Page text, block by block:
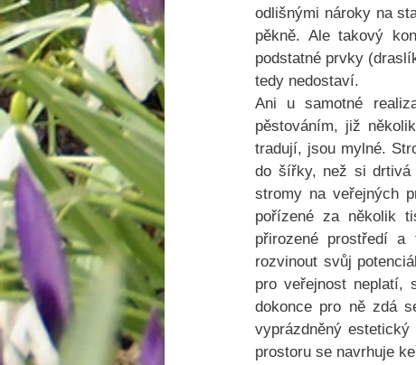
odlišnými nároky na
pěkně. Ale takový
podstatné prvky
tedy nedostaví.
Ani u samotné
pěstováním, již
tradují, jsou mylné.
do šířky, než si drtivá
stromy na veřejných
pořízené za několik
přirozené prostředí a
rozvinout svůj
pro veřejnost neplatí,
dokonce pro ně zdá
vyprázdněný
prostoru se navrhuje